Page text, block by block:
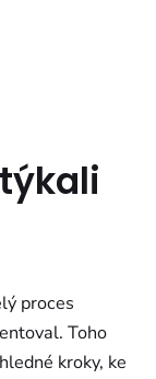
proces
Toho
kroky, ke